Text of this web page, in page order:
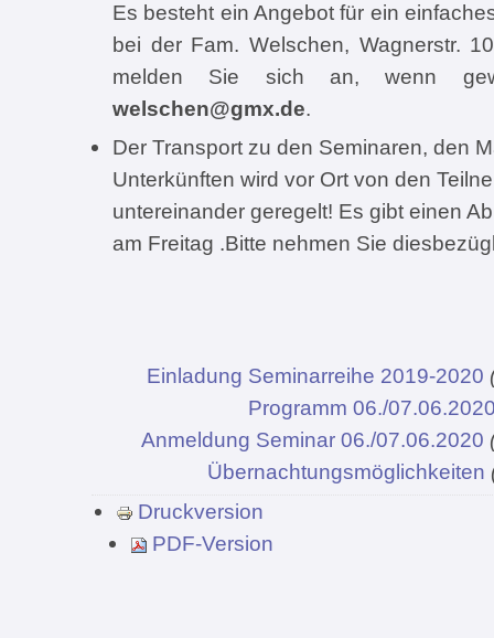
Es besteht ein Angebot für ein
bei der Fam. Welschen, Wagnerstr.
melden Sie sich an, wenn
welschen@gmx.de.
Der Transport zu den Seminaren, den
Unterkünften wird vor Ort von den
untereinander geregelt! Es gibt einen
am Freitag .Bitte nehmen Sie
Einladung Seminarreihe 2019-2020
Programm 06./
Anmeldung Seminar 06./07.06.2020
Übernachtungsmöglichkeiten
Druckversion
PDF-Version